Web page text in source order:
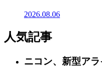
2026.08.06
人気記事
ニコン、新型ア